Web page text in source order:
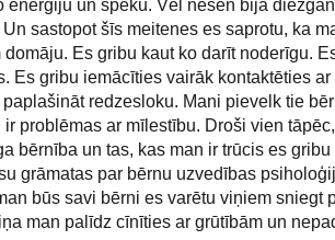
enerģiju un spēku. Vēl nesen bija
sastopot šīs meitenes es saprotu, ka
Es gribu kaut ko darīt noderīgu.
Es gribu iemācīties vairāk kontaktēties
redzesloku. Mani pievelk tie
problēmas ar mīlestību. Droši vien
bērnība un tas, kas man ir trūcis es gribu
grāmatas par bērnu uzvedības
būs savi bērni es varētu viņiem sniegt
man palīdz cīnīties ar grūtībām un